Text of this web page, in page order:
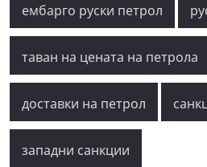
ембарго руски петрол
таван на цената на петрола
доставки на петрол
западни санкции